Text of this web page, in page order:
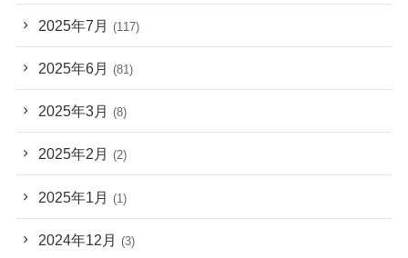
2025年7月 (117)
2025年6月 (81)
2025年3月 (8)
2025年2月 (2)
2025年1月 (1)
2024年12月 (3)